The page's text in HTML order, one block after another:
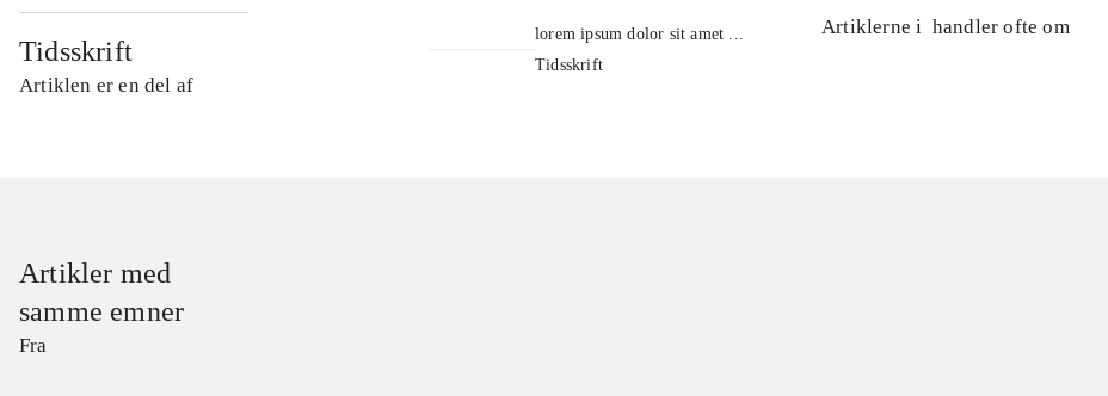
Tidsskrift
Artiklen er en del af
lorem ipsum dolor sit amet ...
Tidsskrift
Artiklerne i handler ofte om
Artikler med
samme emner
Fra